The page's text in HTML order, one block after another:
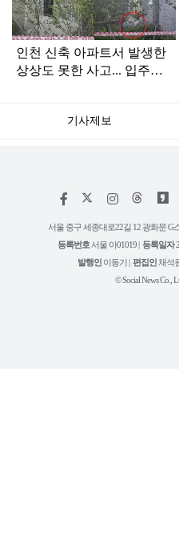
인천 신축 아파트서 발생한
상상도 못한 사고... 입주민
기사제보
페
스
인
타
램
서울 중구 세종대로22길 12 광화문 G
등록번호 서울 아01019 | 등록일자
발행인 이동기 | 편집인채석
© Social News Co.,